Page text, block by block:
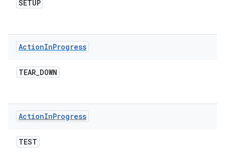
SETUP
ActionInProgress
TEAR_DOWN
ActionInProgress
TEST